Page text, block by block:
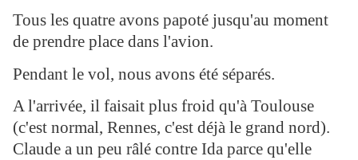
Tous les quatre avons papoté jusqu'au moment
de prendre place dans l'avion.
Pendant le vol, nous avons été séparés.
A l'arrivée, il faisait plus froid qu'à Toulouse
(c'est normal, Rennes, c'est déjà le grand nord).
Claude a un peu râlé contre Ida parce qu'elle